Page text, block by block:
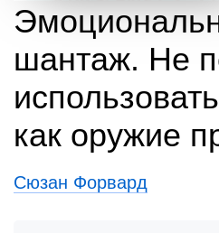
шантаж. Не
как оружие
Сюзан Форвард